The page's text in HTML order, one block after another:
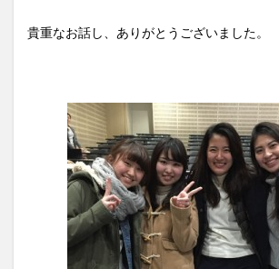
貴重なお話し、ありがとうございました。